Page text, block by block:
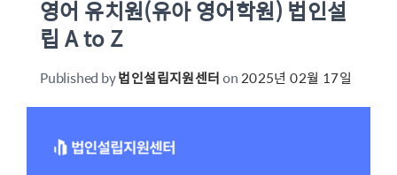
영어 유치원(유아 영어학원) 법인설
립 A to Z
Published by법인설립지원센터on2025년 02월 17일